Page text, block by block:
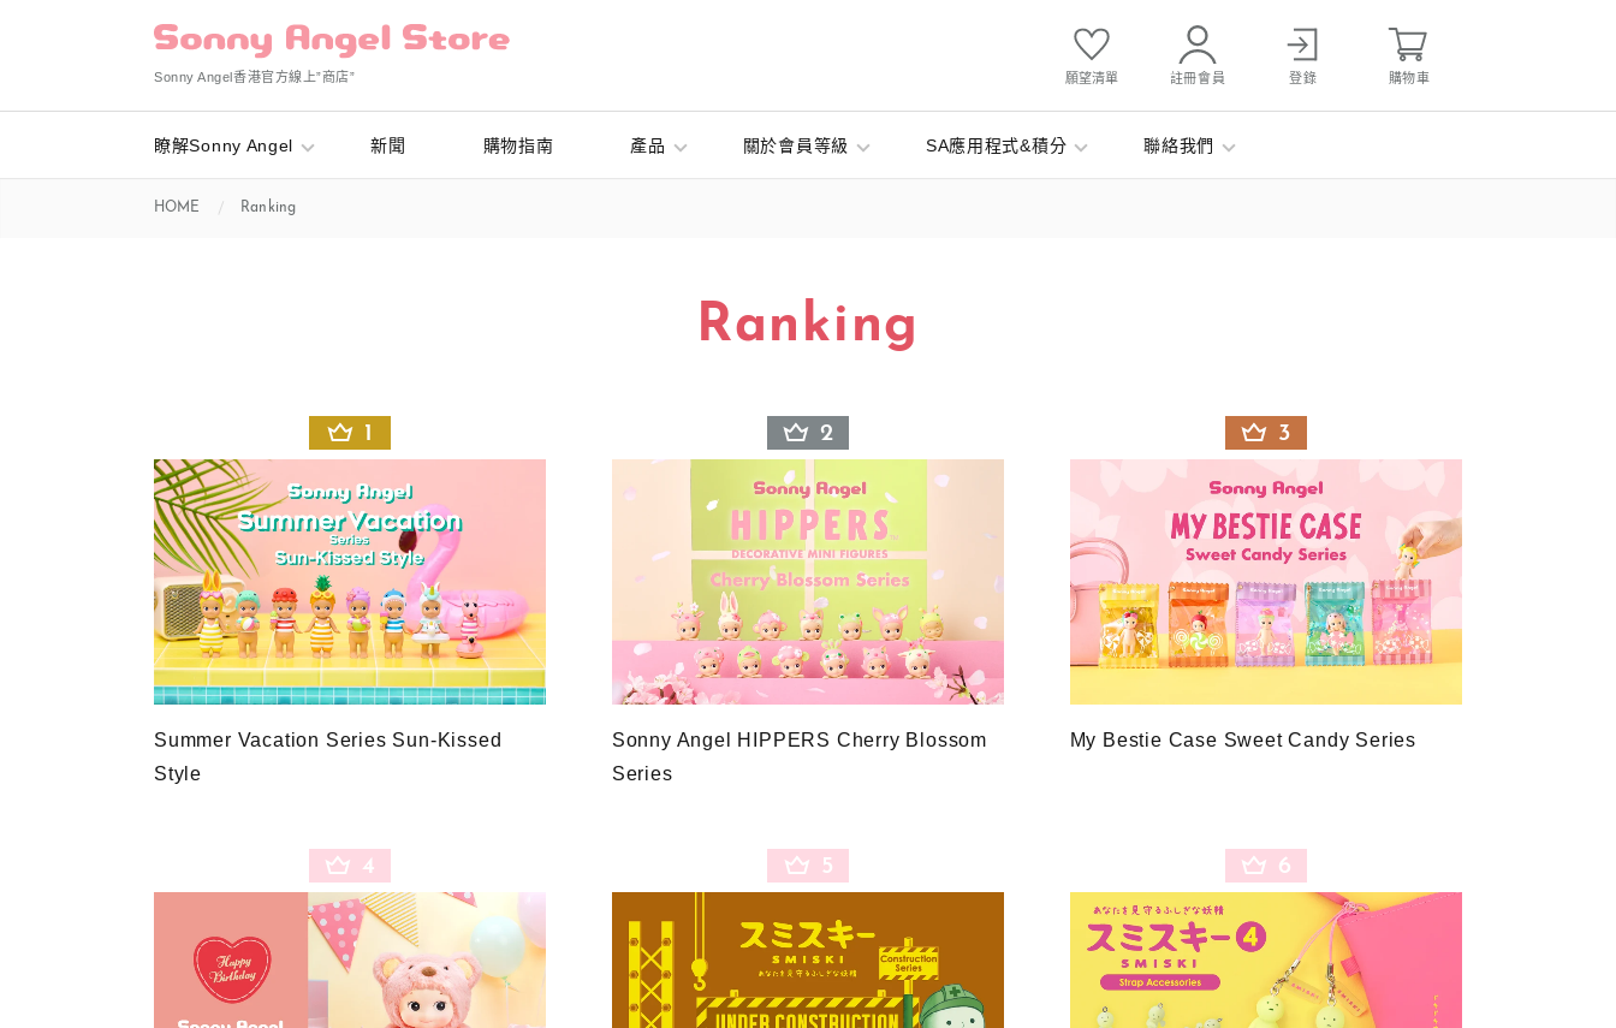
Sonny Angel香港官方線上”商店” 願望清單 註冊會員 登錄 購物車
瞭解Sonny Angel 新聞 購物指南 產品 關於會員等級 SA應用程式&積分 聯絡我們
HOME Ranking
Ranking
1
Summer Vacation Series Sun-Kissed
Style
2
Sonny Angel HIPPERS Cherry Blossom
Series
3
My Bestie Case Sweet Candy Series
4 5 6